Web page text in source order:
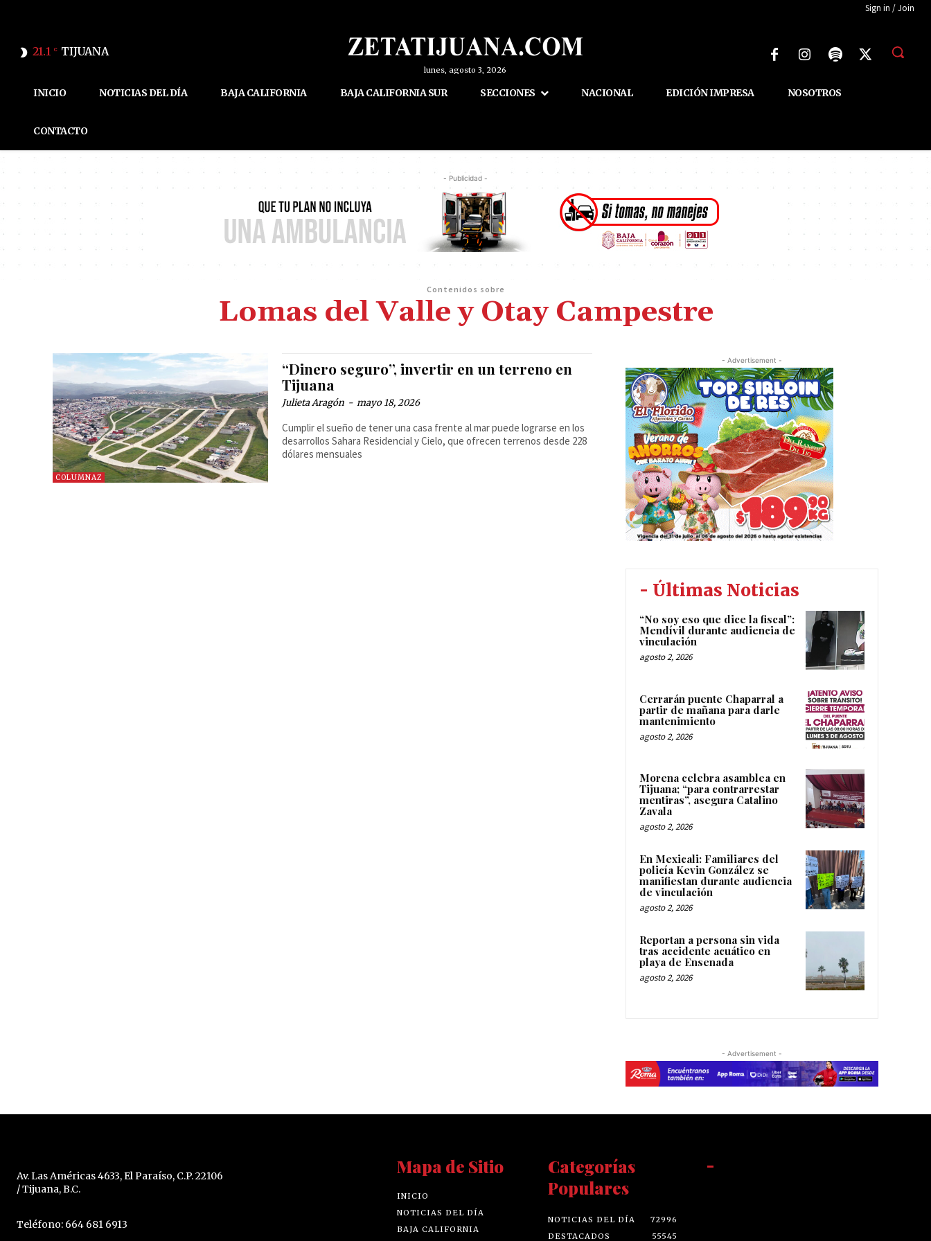
Sign in / Join
21.1 C TIJUANA
lunes, agosto 3, 2026
INICIO NOTICIAS DEL DÍA BAJA CALIFORNIA BAJA CALIFORNIA SUR SECCIONES NACIONAL EDICIÓN IMPRESA NOSOTROS
CONTACTO
- Publicidad -
Contenidos sobre
Lomas del Valle y Otay Campestre
COLUMNAZ
“Dinero seguro”, invertir en un terreno en
Tijuana
Julieta Aragón - mayo 18, 2026
Cumplir el sueño de tener una casa frente al mar puede lograrse en los
desarrollos Sahara Residencial y Cielo, que ofrecen terrenos desde 228
dólares mensuales
- Advertisement -
- Últimas Noticias
“No soy eso que dice la fiscal”:
Mendívil durante audiencia de
vinculación
agosto 2, 2026
Cerrarán puente Chaparral a
partir de mañana para darle
mantenimiento
agosto 2, 2026
Morena celebra asamblea en
Tijuana; “para contrarrestar
mentiras”, asegura Catalino
Zavala
agosto 2, 2026
En Mexicali: Familiares del
policía Kevin González se
manifiestan durante audiencia
de vinculación
agosto 2, 2026
Reportan a persona sin vida
tras accidente acuático en
playa de Ensenada
agosto 2, 2026
- Advertisement -
Av. Las Américas 4633, El Paraíso, C.P. 22106
/ Tijuana, B.C.
Teléfono: 664 681 6913
Mapa de Sitio
INICIO
NOTICIAS DEL DÍA
BAJA CALIFORNIA
Categorías
Populares
NOTICIAS DEL DÍA
72996
DESTACADOS
55545
-